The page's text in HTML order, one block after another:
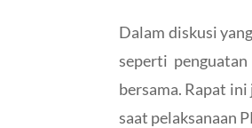
Dalam diskusi
seperti
bersama. Rapat
saat pelaksanaan